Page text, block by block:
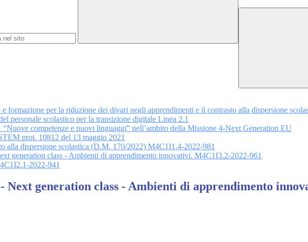
formazione per la riduzione dei divari negli apprendimenti e il contrasto alla dispersione
personale scolastico per la transizione digitale Linea 2.1
competenze e nuovi linguaggi” nell’ambito della Missione 4-Next Generation EU
prot. 10812 del 13 maggio 2021
alla dispersione scolastica (D.M. 170/2022) M4C1I1.4-2022-981
generation class - Ambienti di apprendimento innovativi. M4C1I3.2-2022-961
2022-941
Next generation class - Ambienti di apprendimento